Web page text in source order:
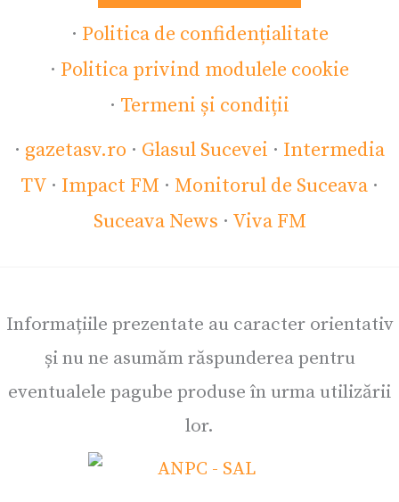
· Politica de confidențialitate
· Politica privind modulele cookie
· Termeni și condiții
· gazetasv.ro · Glasul Sucevei · Intermedia
TV · Impact FM · Monitorul de Suceava ·
Suceava News · Viva FM
Informațiile prezentate au caracter orientativ
și nu ne asumăm răspunderea pentru
eventualele pagube produse în urma utilizării
lor.